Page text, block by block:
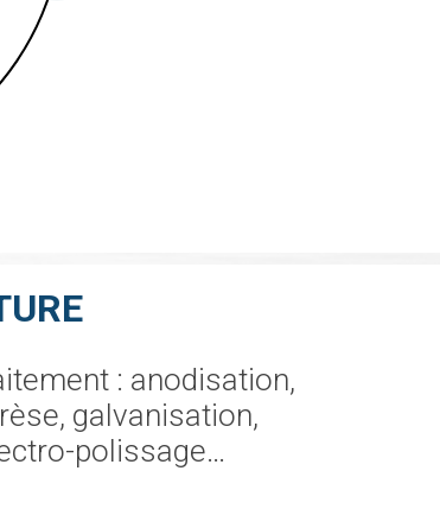
: anodisation,
galvanisation,
polissage…